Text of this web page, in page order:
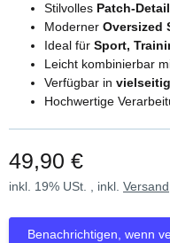
Stilvolles Patch-Detail
Moderner Oversized
Ideal für Sport,
Leicht kombinierbar
Verfügbar in
Hochwertige
49,90 €
inkl. 19% USt. , inkl. Versand
Benachrichtigen, wenn